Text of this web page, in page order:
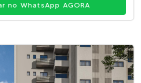
no WhatsApp AGORA